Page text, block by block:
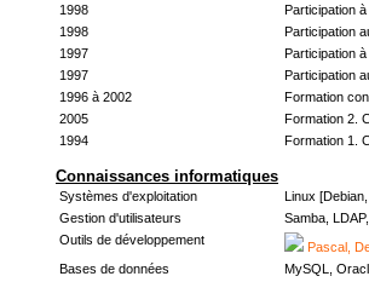
1998
Participation à
1998
Participation
1997
Participation à
1997
Participation
1996 à 2002
Formation
2005
Formation 2.
1994
Formation 1.
Connaissances informatiques
Systèmes d'exploitation
Linux
Gestion d'utilisateurs
Samba,
Outils de développement
Pascal,
Bases de données
MySQL,